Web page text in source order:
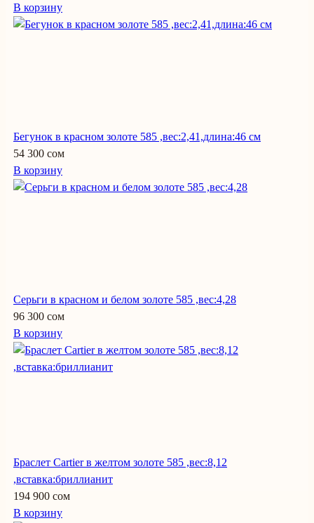
В корзину
Бегунок в красном золоте 585 ,вес:2,41,длина:46 см
54 300 сом
В корзину
Серьги в красном и белом золоте 585 ,вес:4,28
96 300 сом
В корзину
Браслет Cartier в желтом золоте 585 ,вес:8,12
,вставка:бриллианит
194 900 сом
В корзину